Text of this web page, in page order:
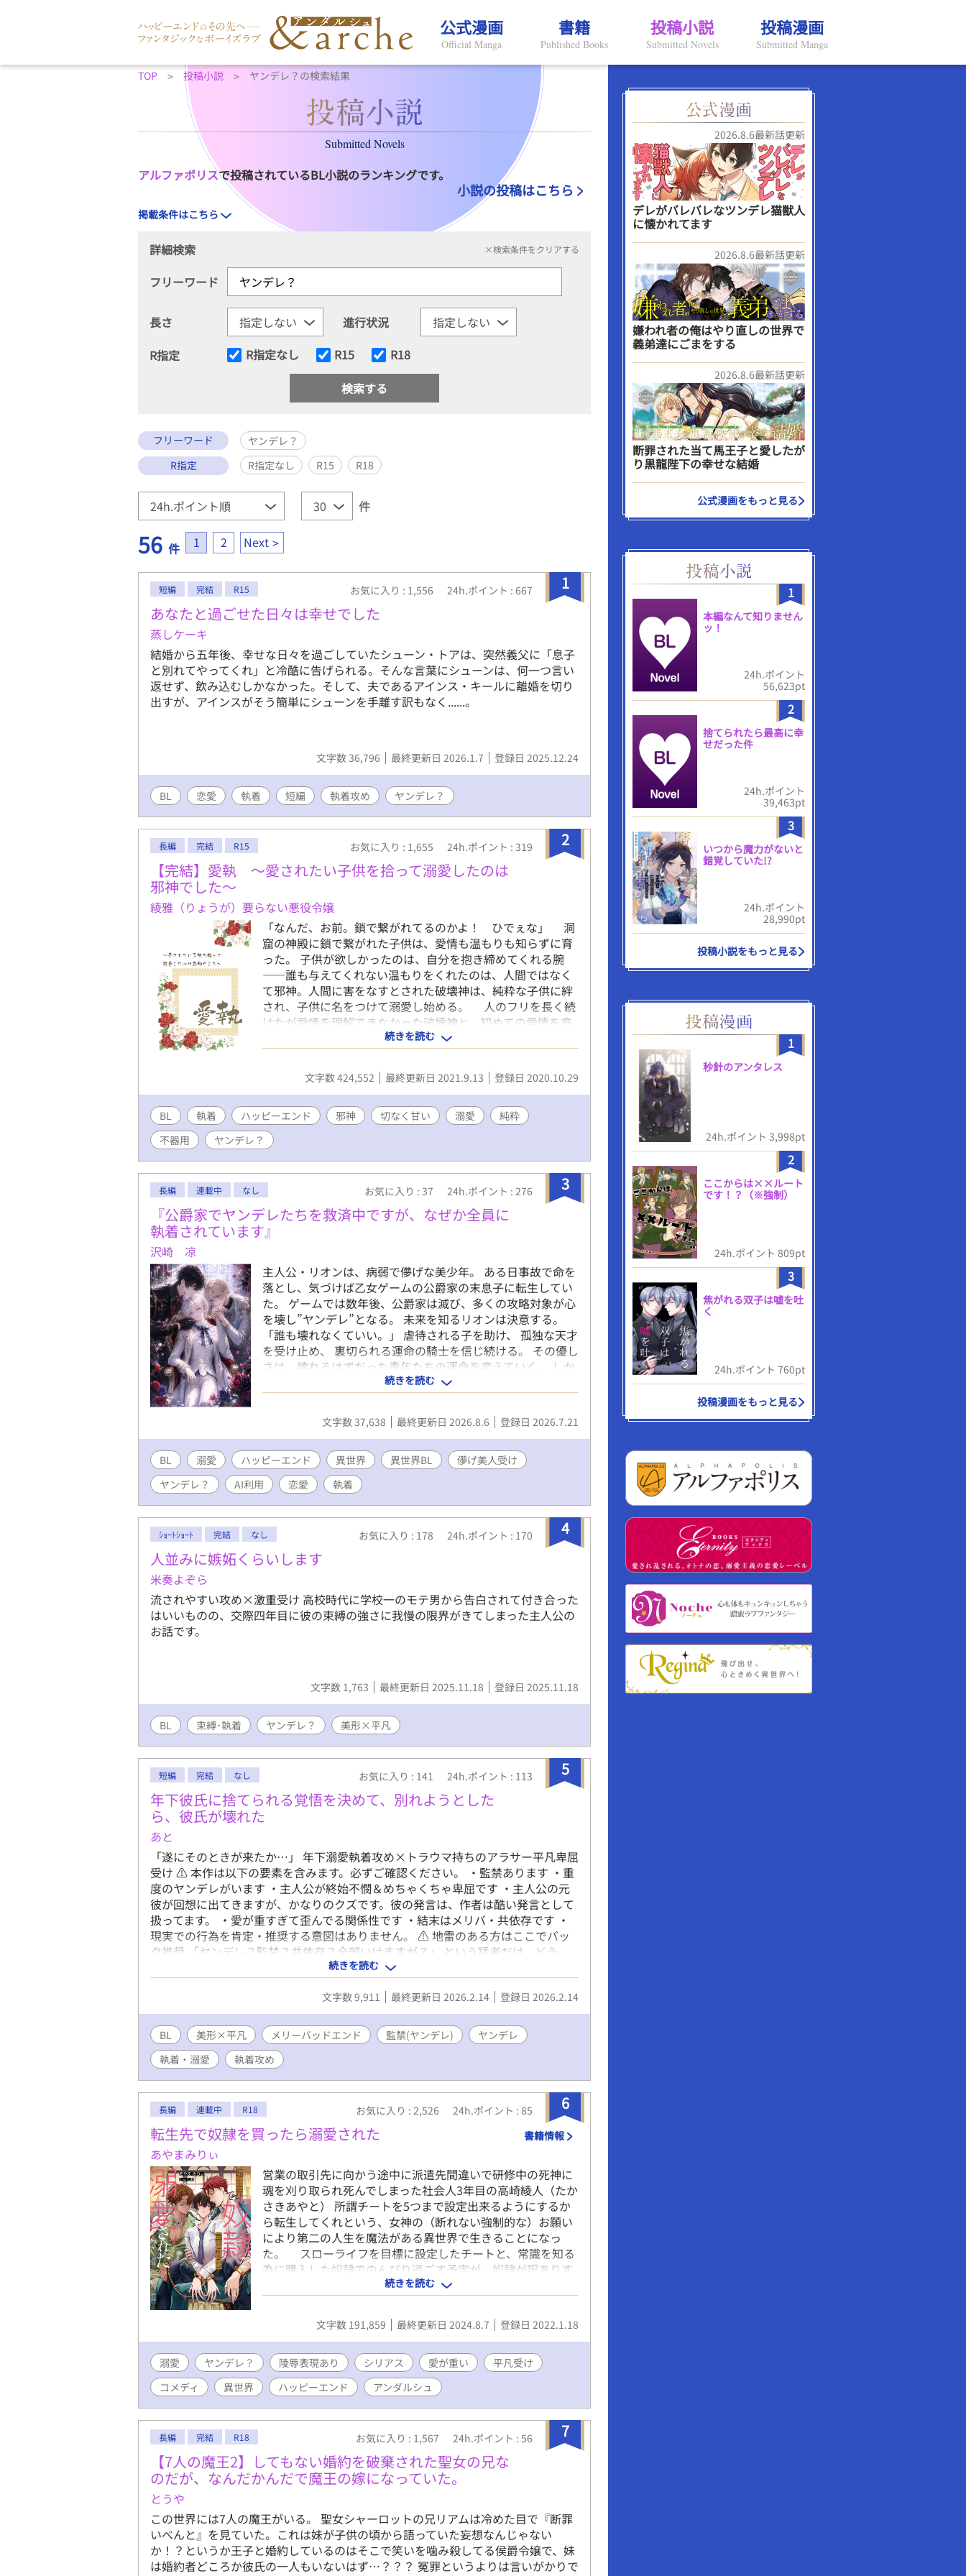
公式漫画
Official Manga
書籍
Published Books
投稿小説
Submitted Novels
投稿漫画
Submitted Manga
TOP 投稿小説 ヤンデレ？の検索結果
Submitted Novels
アルファポリスで投稿されているBL小説のランキングです。
小説の投稿はこちら
掲載条件はこちら
詳細検索 ×検索条件をクリアする
フリーワード
長さ
進行状況
R指定
R指定なし R15 R18
フリーワード
ヤンデレ？
R指定
R指定なし R15 R18
件
56 件 1 2 Next
1
短編 完結 R15 お気に入り : 1,556 24h.ポイント : 667
あなたと過ごせた日々は幸せでした
蒸しケーキ
結婚から五年後、幸せな日々を過ごしていたシューン・トアは、突然義父に「息子
と別れてやってくれ」と冷酷に告げられる。そんな言葉にシューンは、何一つ言い
返せず、飲み込むしかなかった。そして、夫であるアインス・キールに離婚を切り
出すが、アインスがそう簡単にシューンを手離す訳もなく......。
文字数 36,796 最終更新日 2026.1.7 登録日 2025.12.24
BL 恋愛 執着 短編 執着攻め ヤンデレ？
2
長編 完結 R15 お気に入り : 1,655 24h.ポイント : 319
【完結】愛執 ～愛されたい子供を拾って溺愛したのは
邪神でした～
綾雅（りょうが）要らない悪役令嬢
「なんだ、お前。鎖で繋がれてるのかよ！ ひでぇな」 洞
窟の神殿に鎖で繋がれた子供は、愛情も温もりも知らずに育
った。 子供が欲しかったのは、自分を抱き締めてくれる腕
――誰も与えてくれない温もりをくれたのは、人間ではなく
て邪神。人間に害をなすとされた破壊神は、純粋な子供に絆
され、子供に名をつけて溺愛し始める。 人のフリを長く続
けたが愛情を理解できなかった破壊神と、初めての愛情を貪
欲に欲しがる物知らぬ子供。愛を知らぬ者同士が徐々に惹か
れ合う、ひたすら甘くて切ない恋物語。 「僕ね、セティのこ
と大好きだよ」 【注意事項】ＢＬ、Ｒ１５、性的描写あり
（※印） 【重複投稿】アルファポリス、カクヨム、小説家に
ブリスタ BLカテゴリー6位 ※2021/09/09 エブリスタ、
BLカテゴリー2位
続きを読む
文字数 424,552 最終更新日 2021.9.13 登録日 2020.10.29
BL 執着 ハッピーエンド 邪神 切なく甘い 溺愛
純粋
不器用
ヤンデレ？
3
長編 連載中 なし お気に入り : 37 24h.ポイント : 276
『公爵家でヤンデレたちを救済中ですが、なぜか全員に
執着されています』
沢崎 凉
主人公・リオンは、病弱で儚げな美少年。 ある日事故で命を
落とし、気づけば乙女ゲームの公爵家の末息子に転生してい
た。 ゲームでは数年後、公爵家は滅び、多くの攻略対象が心
を壊し”ヤンデレ”となる。 未来を知るリオンは決意する。
「誰も壊れなくていい。」 虐待される子を助け、 孤独な天才
を受け止め、 裏切られる運命の騎士を信じ続ける。 その優し
さは、壊れるはずだった青年たちの運命を変えていく。 しか
し—— 「あなた以外、もう見えない。」 救ったはずの彼ら
は、 全員リオンだけを大切に思うようになってしまい…。
続きを読む
文字数 37,638 最終更新日 2026.8.6 登録日 2026.7.21
BL 溺愛 ハッピーエンド 異世界 異世界BL
儚げ美人受け
ヤンデレ？
AI利用 恋愛 執着
4
ｼｮｰﾄｼｮｰﾄ 完結 なし お気に入り : 178 24h.ポイント : 170
人並みに嫉妬くらいします
米奏よぞら
流されやすい攻め×激重受け 高校時代に学校一のモテ男から告白されて付き合った
はいいものの、交際四年目に彼の束縛の強さに我慢の限界がきてしまった主人公の
お話です。
文字数 1,763 最終更新日 2025.11.18 登録日 2025.11.18
BL 束縛･執着 ヤンデレ？ 美形×平凡
5
短編 完結 なし お気に入り : 141 24h.ポイント : 113
年下彼氏に捨てられる覚悟を決めて、別れようとした
ら、彼氏が壊れた
あと
「遂にそのときが来たか…」 年下溺愛執着攻め×トラウマ持ちのアラサー平凡卑屈
受け ⚠️ 本作は以下の要素を含みます。必ずご確認ください。 ・監禁あります ・重
度のヤンデレがいます ・主人公が終始不憫＆めちゃくちゃ卑屈です ・主人公の元
彼が回想に出てきますが、かなりのクズです。彼の発言は、作者は酷い発言として
扱ってます。 ・愛が重すぎて歪んでる関係性です ・結末はメリバ・共依存です ・
現実での行為を肯定・推奨する意図はありません。 ⚠️ 地雷のある方はここでバッ
ク推奨 「ヤンデレ？監禁？共依存？全部いけますが？」 という猛者だけ、どう
ぞ。 <あらすじ> 元カレの「子供もできないし、おっさんといつまでも付き合う義
理はない」がトラウマの受けが、3ヶ月手を出してこない10歳年下の攻めの婚約の
話を聞いて、別れ話をしたら……。 攻め:一ノ瀬蒼太 受け:西田遥希
続きを読む
文字数 9,911 最終更新日 2026.2.14 登録日 2026.2.14
BL 美形×平凡 メリーバッドエンド 監禁(ヤンデレ)
ヤンデレ
執着・溺愛
執着攻め
6
長編 連載中 R18 お気に入り : 2,526 24h.ポイント : 85
転生先で奴隷を買ったら溺愛された
あやまみりぃ
書籍情報
営業の取引先に向かう途中に派遣先間違いで研修中の死神に
魂を刈り取られ死んでしまった社会人3年目の高崎綾人（たか
さきあやと） 所謂チートを5つまで設定出来るようにするか
ら転生してくれという、女神の（断れない強制的な）お願い
により第二の人生を魔法がある異世界で生きることになっ
た。 スローライフを目標に設定したチートと、常識を知る
為に購入した奴隷でのんびり過ごす予定が、奴隷が訳ありす
ぎて、綾人のチートも重なり事件に巻き込まれつつ、ヤンデ
レ気味な奴隷に溺愛されていく話。 年下美形奴隷（スパダ
リ・主人公属性）×年上平凡社会人（諦め癖あり・チート持
ち） 〈注意〉 1章は明るい感じですが、2章は陵辱表現等あ
ない方は、乗り越えた先にヤンデレ気味な溺愛年下奴隷が見
れますのでお楽しみに。 ------------------------------ ムーンラ
イトノベルズさんで日間・週間・月間・四半期ランキング1位
ありがとうございます！！！ 番外編は不定期更新予定。
続きを読む
文字数 191,859 最終更新日 2024.8.7 登録日 2022.1.18
溺愛 ヤンデレ？ 陵辱表現あり シリアス 愛が重い
平凡受け
コメディ
異世界 ハッピーエンド アンダルシュ
7
長編 完結 R18 お気に入り : 1,567 24h.ポイント : 56
【7人の魔王2】してもない婚約を破棄された聖女の兄な
のだが、なんだかんだで魔王の嫁になっていた。
とうや
この世界には7人の魔王がいる。 聖女シャーロットの兄リアムは冷めた目で『断罪
いべんと』を見ていた。これは妹が子供の頃から語っていた妄想なんじゃない
か！？というか王子と婚約しているのはそこで笑いを噛み殺してる侯爵令嬢で、妹
は婚約者どころか彼氏の一人もいないはず…？？？ 冤罪というよりは言いがかりで
2026.8.6最新話更新
デレがバレバレなツンデレ猫獣人
に懐かれてます
2026.8.6最新話更新
嫌われ者の俺はやり直しの世界で
義弟達にごまをする
2026.8.6最新話更新
断罪された当て馬王子と愛したが
り黒龍陛下の幸せな結婚
公式漫画をもっと見る
1
本編なんて知りません
ッ！
24h.ポイント
56,623pt
2
捨てられたら最高に幸
せだった件
24h.ポイント
39,463pt
3
いつから魔力がないと
錯覚していた!?
24h.ポイント
28,990pt
投稿小説をもっと見る
1
秒針のアンタレス
24h.ポイント 3,998pt
2
ここからは××ルート
です！？（※強制）
24h.ポイント 809pt
3
焦がれる双子は嘘を吐
く
24h.ポイント 760pt
投稿漫画をもっと見る